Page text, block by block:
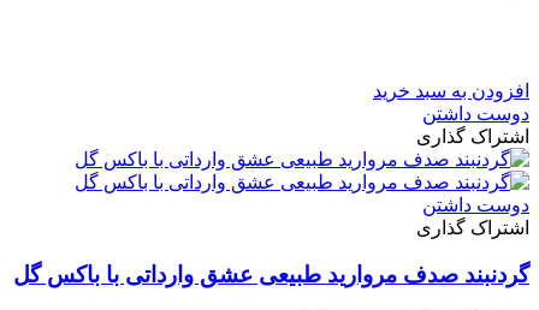
افزودن به سبد خرید
دوست داشتن
اشتراک گذاری
دوست داشتن
اشتراک گذاری
گردنبند صدف مروارید طبیعی عشق وارداتی با باکس گل